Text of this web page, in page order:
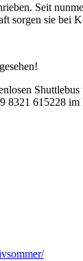
Seit
sie bei
615228 im